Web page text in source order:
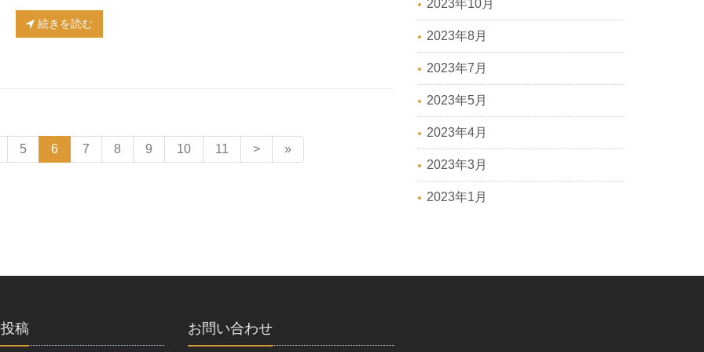
続きを読む
5 6 7 8 9 10 11 > »
2023年10月
2023年8月
2023年7月
2023年5月
2023年4月
2023年3月
2023年1月
稿 お問い合わせ